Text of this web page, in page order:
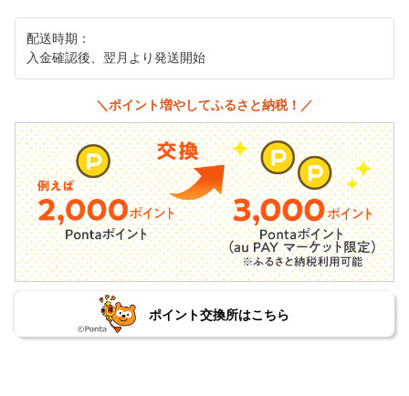
配送時期：
入金確認後、翌月より発送開始
＼ポイント増やしてふるさと納税！／
ポイント交換所はこちら